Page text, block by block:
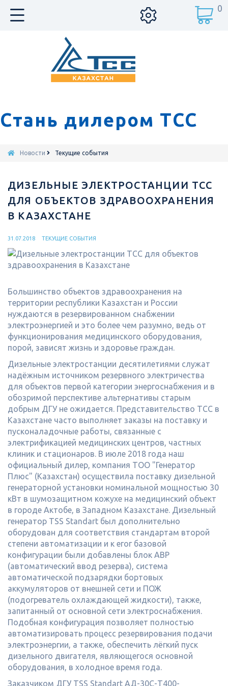
Стань дилером ТСС
0
Новости Текущие события
ДИЗЕЛЬНЫЕ ЭЛЕКТРОСТАНЦИИ ТСС
ДЛЯ ОБЪЕКТОВ ЗДРАВООХРАНЕНИЯ
В КАЗАХСТАНЕ
31.07.2018 ТЕКУЩИЕ СОБЫТИЯ
Большинство объектов здравоохранения на
территории республики Казахстан и России
нуждаются в резервированном снабжении
электроэнергией и это более чем разумно, ведь от
функционирования медицинского оборудования,
порой, зависят жизнь и здоровье граждан.
Дизельные электростанции десятилетиями служат
надёжным источником резервного электричества
для объектов первой категории энергоснабжения и в
обозримой перспективе альтернативы старым
добрым ДГУ не ожидается. Представительство ТСС в
Казахстане часто выполняет заказы на поставку и
пусконаладочные работы, связанные с
электрификацией медицинских центров, частных
клиник и стационаров. В июле 2018 года наш
официальный дилер, компания ТОО "Генератор
Плюс" (Казахстан) осуществила поставку дизельной
генераторной установки номинальной мощностью 30
кВт в шумозащитном кожухе на медицинский объект
в городе Актобе, в Западном Казахстане. Дизельный
генератор TSS Standart был дополнительно
оборудован для соответствия стандартам второй
степени автоматизации и к егог базовой
конфигурации были добавлены блок АВР
(автоматический ввод резерва), система
автоматической подзарядки бортовых
аккумуляторов от внешней сети и ПОЖ
(подогреватель охлаждающей жидкости), также,
запитанный от основной сети электроснабжения.
Подобная конфигурация позволяет полностью
автоматизировать процесс резервирования подачи
электроэнергии, а также, обеспечить лёгкий пуск
дизельного двигателя, являющегося основной
оборудования, в холодное время года.
Заказчиком ДГУ TSS Standart АД-30С-Т400-